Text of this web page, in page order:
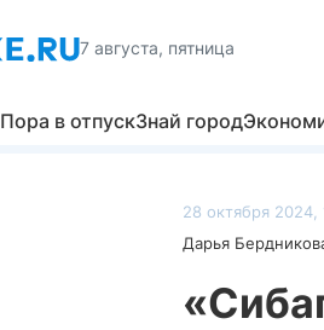
7 августа, пятница
Пора в отпускЗнай город
28 октября 2024,
Дарья